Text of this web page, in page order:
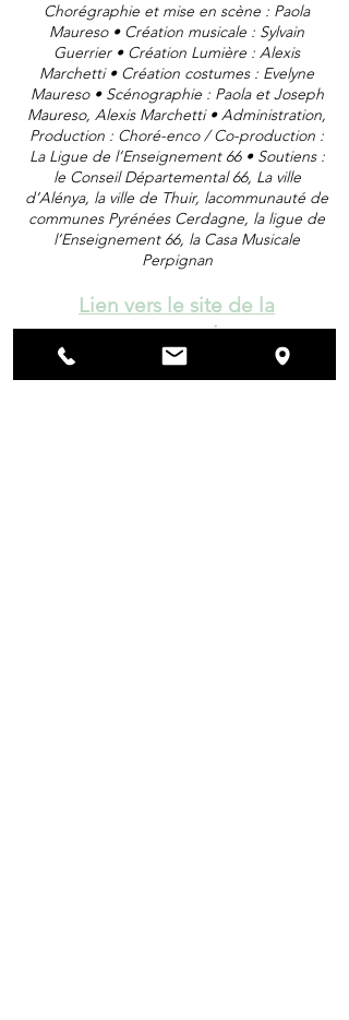
Chorégraphie et mise en scène : Paola
Maureso• Création musicale : Sylvain
Guerrier• Création Lumière : Alexis
Marchetti• Création costumes : Evelyne
Maureso• Scénographie : Paola et Joseph
Maureso, Alexis Marchetti• Administration,
Production : Choré-enco/ Co-production :
La Ligue de l’Enseignement 66• Soutiens :
le Conseil Départemental 66, La ville
d’Alénya, la ville de Thuir, lacommunauté de
communes Pyrénées Cerdagne, la ligue de
l’Enseignement 66, laCasa Musicale
Perpignan
Lien vers le site de la
compagnie